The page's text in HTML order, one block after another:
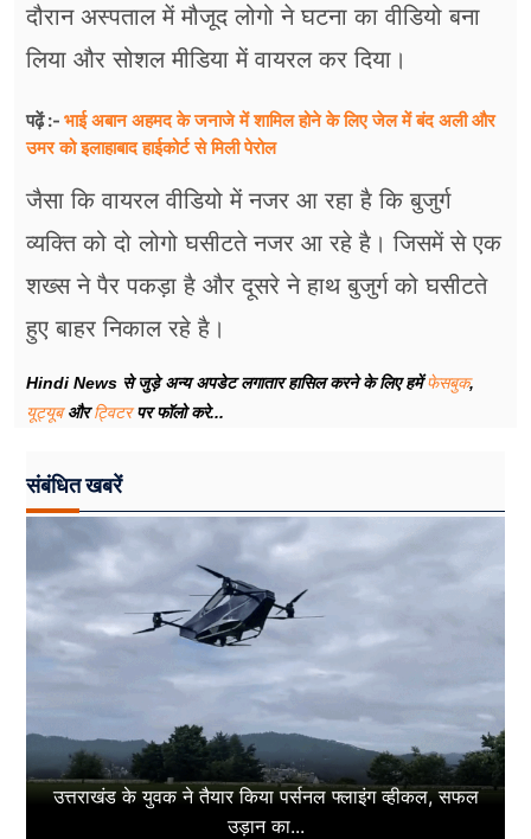
दौरान अस्पताल में मौजूद लोगो ने घटना का वीडियो बना
लिया और सोशल मीडिया में वायरल कर दिया।
पढ़ें :- भाई अबान अहमद के जनाजे में शामिल होने के लिए जेल में बंद अली और
उमर को इलाहाबाद हाईकोर्ट से मिली पेरोल
जैसा कि वायरल वीडियो में नजर आ रहा है कि बुजुर्ग
व्यक्ति को दो लोगो घसीटते नजर आ रहे है। जिसमें से एक
शख्स ने पैर पकड़ा है और दूसरे ने हाथ बुजुर्ग को घसीटते
हुए बाहर निकाल रहे है।
Hindi News से जुड़े अन्य अपडेट लगातार हासिल करने के लिए हमेंफेसबुक,
यूट्यूबऔरट्विटरपर फॉलो करे...
संबंधित खबरें
उत्तराखंड के युवक ने तैयार किया पर्सनल फ्लाइंग व्हीकल, सफल
उड़ान का...